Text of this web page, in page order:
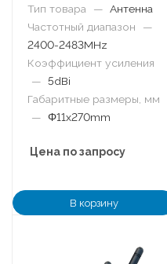
Тип товара — Антенна
Частотный диапазон
—
2400-2483MHz
Коэффициент усиления
— 5dBi
Габаритные размеры, мм
— Φ11x270mm
Цена по запросу
В корзину